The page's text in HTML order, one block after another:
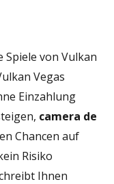
von Vulkan
Vegas
Einzahlung
camera de
Chancen auf
Risiko
Ihnen